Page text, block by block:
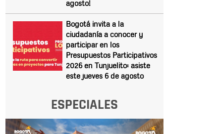
agosto!
Bogotá invita a la
ciudadanía a conocer y
participar en los
Presupuestos Participativos
2026 en Tunjuelito: asiste
este jueves 6 de agosto
ESPECIALES